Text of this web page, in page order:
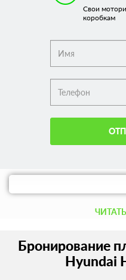
Свои
коробкам
Бронирование
Hyundai